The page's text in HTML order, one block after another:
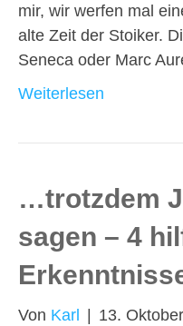
mir, wir werfen mal
alte Zeit der Stoiker.
Seneca oder Marc
Weiterlesen
…trotzdem
sagen – 4
Von Karl 13.